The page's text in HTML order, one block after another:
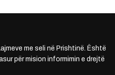
me seli në Prishtinë. Është
për mision informimin e drejtë